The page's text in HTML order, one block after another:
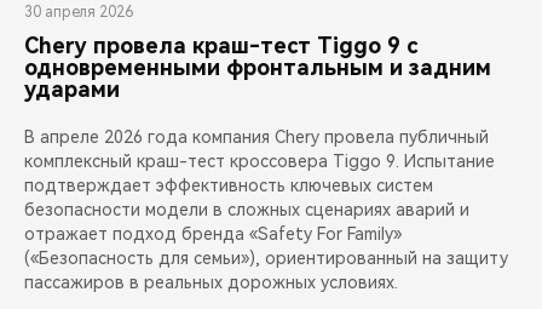
30 апреля 2026
Chery провела краш-тест Tiggo 9 с
одновременными фронтальным и задним
ударами
В апреле 2026 года компания Chery провела публичный
комплексный краш-тест кроссовера Tiggo 9. Испытание
подтверждает эффективность ключевых систем
безопасности модели в сложных сценариях аварий и
отражает подход бренда «Safety For Family»
(«Безопасность для семьи»), ориентированный на защиту
пассажиров в реальных дорожных условиях.